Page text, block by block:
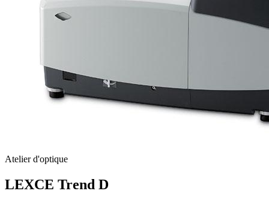
Atelier d'optique
LEXCE Trend D